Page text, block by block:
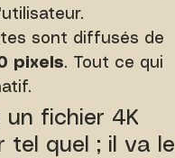
sont diffusés de
pixels. Tout ce qui
un fichier 4K
tel quel ; il va le